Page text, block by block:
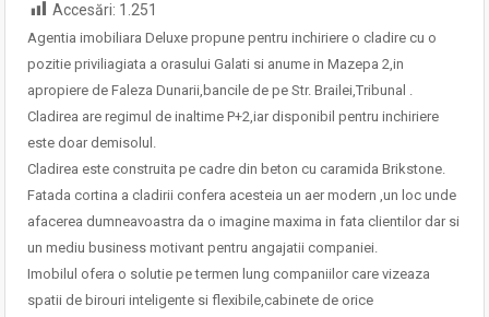
Accesări: 1.251
Agentia imobiliara Deluxe propune pentru inchiriere o cladire cu o
pozitie priviliagiata a orasului Galati si anume in Mazepa 2,in
apropiere de Faleza Dunarii,bancile de pe Str. Brailei,Tribunal .
Cladirea are regimul de inaltime P+2,iar disponibil pentru inchiriere
este doar demisolul.
Cladirea este construita pe cadre din beton cu caramida Brikstone.
Fatada cortina a cladirii confera acesteia un aer modern ,un loc unde
afacerea dumneavoastra da o imagine maxima in fata clientilor dar si
un mediu business motivant pentru angajatii companiei.
Imobilul ofera o solutie pe termen lung companiilor care vizeaza
spatii de birouri inteligente si flexibile,cabinete de orice